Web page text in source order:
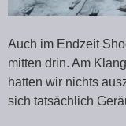
Auch im Endzeit
mitten drin. Am
hatten wir nichts
sich tatsächlich